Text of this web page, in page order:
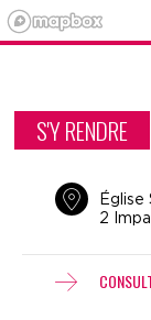
S'Y RENDRE
Église
2